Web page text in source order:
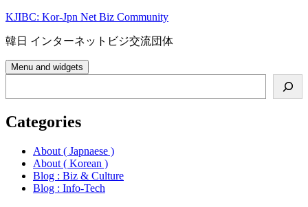
Skip
content
KJIBC: Kor-Jpn Net Biz Community
韓日 インターネットビジ交流団体
Menu and widgets
Categories
About ( Japnaese )
About ( Korean )
Blog : Biz & Culture
Blog : Info-Tech